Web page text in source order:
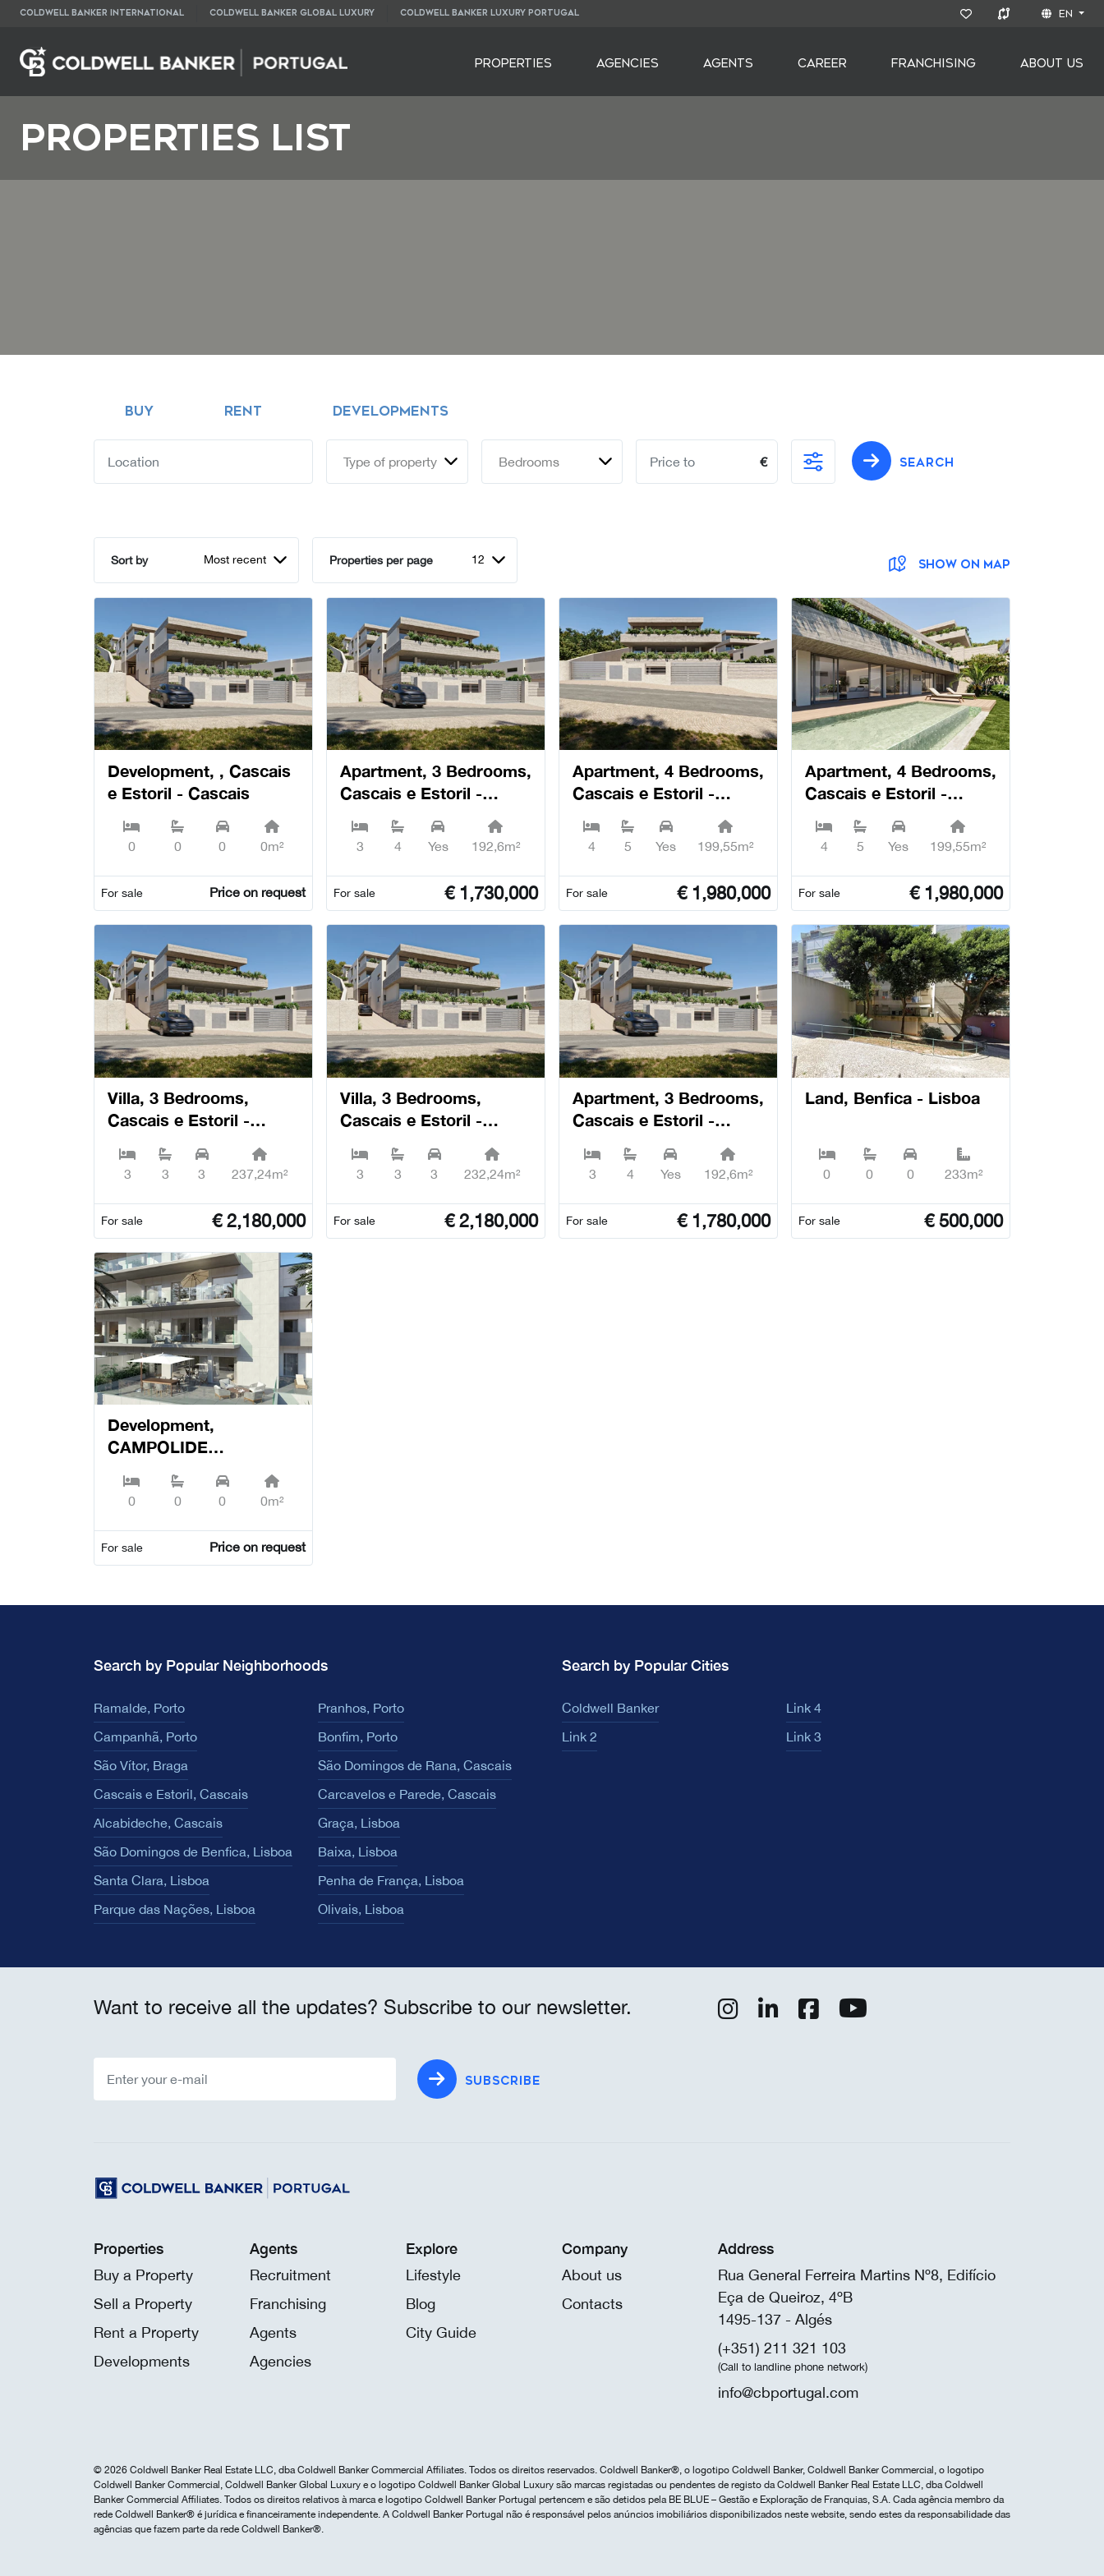
COLDWELL BANKER INTERNATIONAL COLDWELL BANKER GLOBAL LUXURY COLDWELL BANKER LUXURY PORTUGAL EN
PROPERTIES AGENCIES AGENTS CAREER FRANCHISING ABOUT US
Properties List
BUY RENT DEVELOPMENTS
Type of property Bedrooms € SEARCH
Sort by Most recent Properties per page 12 SHOW ON MAP
Development, , Cascais
e Estoril - Cascais
0 0 0 0m²
For sale Price on request
Apartment, 3 Bedrooms,
Cascais e Estoril -
3 4 Yes 192,6m²
For sale € 1,730,000
Apartment, 4 Bedrooms,
Cascais e Estoril -
4 5 Yes 199,55m²
For sale € 1,980,000
Apartment, 4 Bedrooms,
Cascais e Estoril -
4 5 Yes 199,55m²
For sale € 1,980,000
Villa, 3 Bedrooms,
Cascais e Estoril -
3 3 3 237,24m²
For sale €2,180,000
Villa, 3 Bedrooms,
Cascais e Estoril -
3 3 3 232,24m²
For sale €2,180,000
Apartment, 3 Bedrooms,
Cascais e Estoril -
3 4 Yes 192,6m²
For sale € 1,780,000
Land, Benfica - Lisboa
0 0 0 233m²
For sale €500,000
Development,
CAMPOLIDE
DEVELOPMENT,
0 0 0 0m²
For sale Price on request
Search by Popular Neighborhoods
Ramalde, Porto
Pranhos, Porto
Campanhã, Porto
Bonfim, Porto
São Vítor, Braga
São Domingos de Rana, Cascais
Cascais e Estoril, Cascais
Carcavelos e Parede, Cascais
Alcabideche, Cascais
Graça, Lisboa
São Domingos de Benfica, Lisboa
Baixa, Lisboa
Santa Clara, Lisboa
Penha de França, Lisboa
Parque das Nações, Lisboa
Olivais, Lisboa
Search by Popular Cities
Coldwell Banker
Link 4
Link 2
Link 3
Want to receive all the updates? Subscribe to our newsletter.
SUBSCRIBE
Properties
Buy a Property
Sell a Property
Rent a Property
Developments
Agents
Recruitment
Franchising
Agents
Agencies
Explore
Lifestyle
Blog
City Guide
Company
About us
Contacts
Address
Rua General Ferreira Martins Nº8, Edifício
Eça de Queiroz, 4ºB
1495-137 - Algés
(+351) 211 321 103
(Call to landline phone network)
info@cbportugal.com
© 2026 Coldwell Banker Real Estate LLC, dba Coldwell Banker Commercial Affiliates. Todos os direitos reservados. Coldwell Banker®, o logotipo Coldwell Banker, Coldwell Banker Commercial, o logotipo
Coldwell Banker Commercial, Coldwell Banker Global Luxury e o logotipo Coldwell Banker Global Luxury são marcas registadas ou pendentes de registo da Coldwell Banker Real Estate LLC, dba Coldwell
Banker Commercial Affiliates. Todos os direitos relativos à marca e logotipo Coldwell Banker Portugal pertencem e são detidos pela BE BLUE – Gestão e Exploração de Franquias, S.A. Cada agência membro da
rede Coldwell Banker® é jurídica e financeiramente independente. A Coldwell Banker Portugal não é responsável pelos anúncios imobiliários disponibilizados neste website, sendo estes da responsabilidade das
agências que fazem parte da rede Coldwell Banker®.